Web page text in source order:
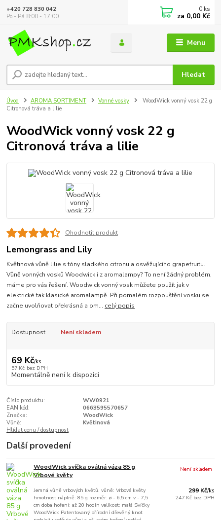
Menu
Hledat
+420 728 830 042
Po - Pá 8:00 - 17:00
0 ks
za 0,00 Kč
Úvod AROMA SORTIMENT Vonné vosky
WoodWick vonný vosk 22 g
Citronová tráva a lilie
WoodWick vonný vosk 22 g
Citronová tráva a lilie
Ohodnotit produkt
Lemongrass and Lily
Květinová vůně lilie s tóny sladkého citronu a osvěžujícího grapefruitu.
Vůně vonných vosků Woodwick i z aromalampy? To není žádný problém,
máme pro vás řešení. Woodwick vonný vosk můžete použít jak v
elektrické tak klasické aromalampě. Při pomalém rozpouštění vosku se
začne uvolňovat překrásná a om... celý popis
Dostupnost Není skladem
69 Kč/ks
57 Kč bez DPH
Momentálně není k dispozici
Číslo produktu:
WW0921
EAN kód:
0663595570657
Značka:
WoodWick
Vůně:
Květinová
Hlídat cenu / dostupnost
Další provedení
WoodWick svíčka oválná váza 85 g
Vrbové květy
Jemná vůně vrbových květů. vůně: Vrbové květy
hmotnost náplně: 85 g rozměr: ø - 6,5 cm v - 7,5
cm doba hoření: až 20 hodin velikost: malá Svíčky
WoodWick Patentovaný přírodní dřevěný knot
299 Kč/ks
247 Kč bez DPH
Není skladem